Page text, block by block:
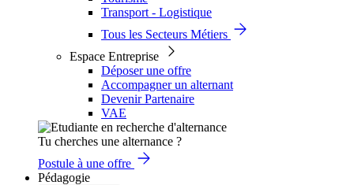
Transport - Logistique
Tous les Secteurs Métiers
Espace Entreprise
Déposer une offre
Accompagner un alternant
Devenir Partenaire
VAE
Tu cherches une alternance ?
Postule à une offre
Pédagogie